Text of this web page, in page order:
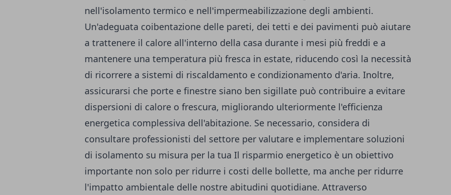
nell'isolamento termico e nell'impermeabilizzazione degli ambienti.
Un'adeguata coibentazione delle pareti, dei tetti e dei pavimenti può aiutare
a trattenere il calore all'interno della casa durante i mesi più freddi e a
mantenere una temperatura più fresca in estate, riducendo così la necessità
di ricorrere a sistemi di riscaldamento e condizionamento d'aria. Inoltre,
assicurarsi che porte e finestre siano ben sigillate può contribuire a evitare
dispersioni di calore o frescura, migliorando ulteriormente l'efficienza
energetica complessiva dell'abitazione. Se necessario, considera di
consultare professionisti del settore per valutare e implementare soluzioni
di isolamento su misura per la tua Il risparmio energetico è un obiettivo
importante non solo per ridurre i costi delle bollette, ma anche per ridurre
l'impatto ambientale delle nostre abitudini quotidiane. Attraverso